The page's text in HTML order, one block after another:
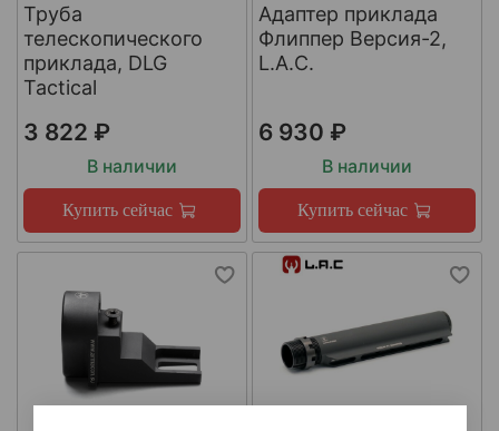
Труба
телескопического
приклада, DLG
Tactical
3 822 ₽
В наличии
Купить сейчас
Адаптер приклада
Флиппер Версия-2,
L.A.C.
6 930 ₽
В наличии
Купить сейчас